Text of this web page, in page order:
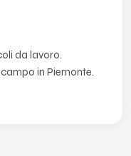
da lavoro.
in Piemonte.